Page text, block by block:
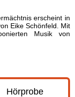
erscheint in
Eike Schönfeld. Mit
Musik von
Hörprobe